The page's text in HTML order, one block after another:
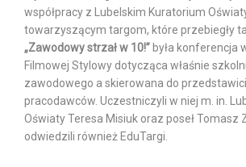
współpracy z Lubelskim Kuratorium
towarzyszącym targom, które przebiegły
„Zawodowy strzał w 10!” była konferencja
Filmowej Stylowy dotycząca właśnie
zawodowego a skierowana do
pracodawców. Uczestniczyli w niej m. in.
Oświaty Teresa Misiuk oraz poseł Tomasz
odwiedzili również EduTargi.